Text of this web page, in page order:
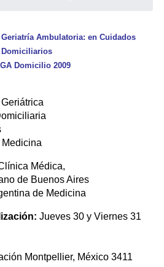
Geriatría Ambulatoria: en Cuidados
Domiciliarios
Domicilio 2009
Médica,
Buenos Aires
de Medicina
Jueves 30 y Viernes 31
Montpellier, México 3411